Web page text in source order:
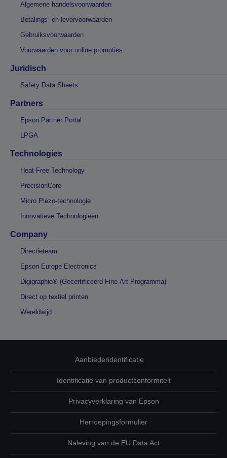
Algemene handelsvoorwaarden
Betalings- en levervoorwaarden
Gebruiksvoorwaarden
Voorwaarden voor online promoties
Juridisch
Safety Data Sheets
Partners
Epson Partner Portal
LPGA
Technologies
Heat-Free Technology
PrecisionCore
Micro Piezo-technologie
Innovatieve Technologieën
Company
Directieteam
Epson Europe Electronics
Digigraphie® (Gecertificeerd Fine-Art Programma)
Direct op textiel printen
Wereldwijd
Aanbiederidentificatie
Identificatie van productconformiteit
Privacyverklaring van Epson
Herroepingsformulier
Naleving van de EU Data Act